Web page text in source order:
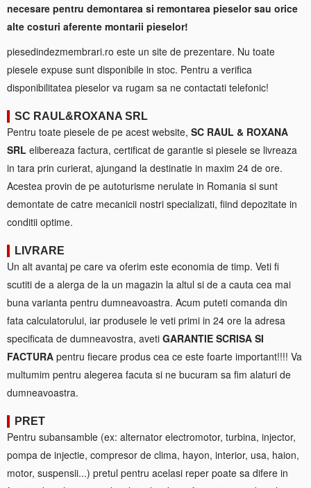
necesare pentru demontarea si remontarea pieselor sau orice
alte costuri aferente montarii pieselor!
piesedindezmembrari.ro este un site de prezentare. Nu toate
piesele expuse sunt disponibile in stoc. Pentru a verifica
disponibilitatea pieselor va rugam sa ne contactati telefonic!
SC RAUL&ROXANA SRL
Pentru toate piesele de pe acest website, SC RAUL & ROXANA
SRL elibereaza factura, certificat de garantie si piesele se livreaza
in tara prin curierat, ajungand la destinatie in maxim 24 de ore.
Acestea provin de pe autoturisme nerulate in Romania si sunt
demontate de catre mecanicii nostri specializati, fiind depozitate in
conditii optime.
LIVRARE
Un alt avantaj pe care va oferim este economia de timp. Veti fi
scutiti de a alerga de la un magazin la altul si de a cauta cea mai
buna varianta pentru dumneavoastra. Acum puteti comanda din
fata calculatorului, iar produsele le veti primi in 24 ore la adresa
specificata de dumneavostra, aveti GARANTIE SCRISA SI
FACTURA pentru fiecare produs cea ce este foarte important!!!! Va
multumim pentru alegerea facuta si ne bucuram sa fim alaturi de
dumneavoastra.
PRET
Pentru subansamble (ex: alternator electromotor, turbina, injector,
pompa de injectie, compresor de clima, hayon, interior, usa, haion,
motor, suspensii...) pretul pentru acelasi reper poate sa difere in